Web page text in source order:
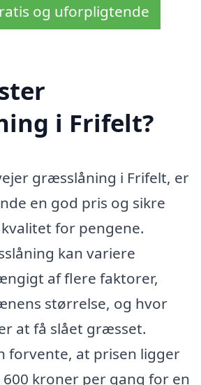
og uforpligtende
i Frifelt?
græsslåning i Frifelt, er
en god pris og sikre
for pengene.
kan variere
af flere faktorer,
størrelse, og hvor
at få slået græsset.
forvente, at prisen ligger
600 kroner per gang for en